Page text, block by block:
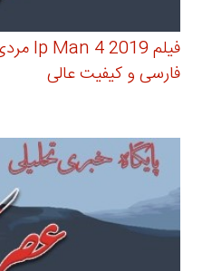
فارسی و کیفیت عالی